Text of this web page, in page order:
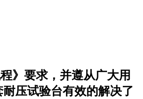
要求，并遵从广大用
耐压试验台有效的解决了